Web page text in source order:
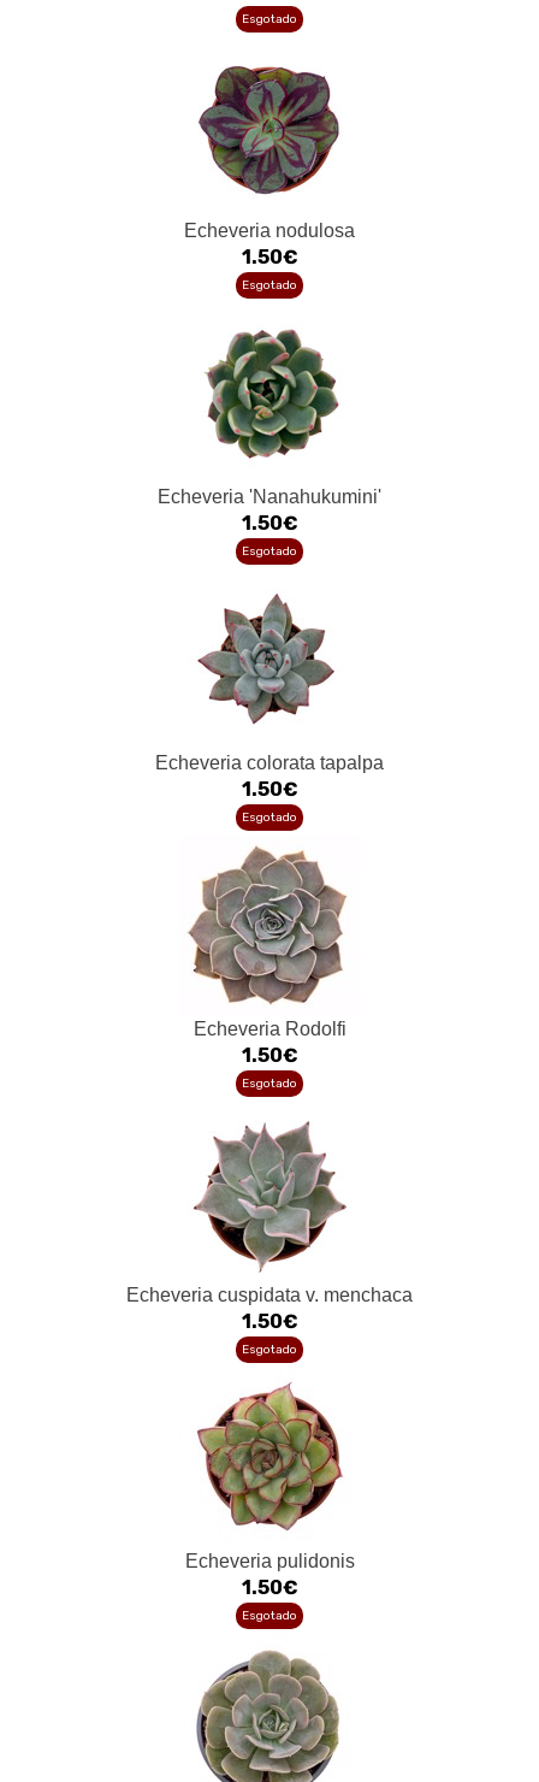
Esgotado
Echeveria nodulosa
1.50€
Esgotado
Echeveria 'Nanahukumini'
1.50€
Esgotado
Echeveria colorata tapalpa
1.50€
Esgotado
Echeveria Rodolfi
1.50€
Esgotado
Echeveria cuspidata v. menchaca
1.50€
Esgotado
Echeveria pulidonis
1.50€
Esgotado